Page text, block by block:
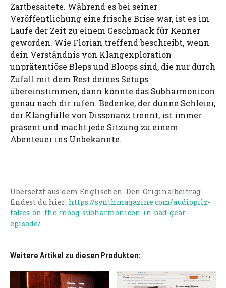
Zartbesaitete. Während es bei seiner
Veröffentlichung eine frische Brise war, ist es im
Laufe der Zeit zu einem Geschmack für Kenner
geworden. Wie Florian treffend beschreibt, wenn
dein Verständnis von Klangexploration
unprätentiöse Bleps und Bloops sind, die nur durch
Zufall mit dem Rest deines Setups
übereinstimmen, dann könnte das Subharmonicon
genau nach dir rufen. Bedenke, der dünne Schleier,
der Klangfülle von Dissonanz trennt, ist immer
präsent und macht jede Sitzung zu einem
Abenteuer ins Unbekannte.
Übersetzt aus dem Englischen. Den Originalbeitrag
findest du hier: https://synthmagazine.com/audiopilz-
takes-on-the-moog-subharmonicon-in-bad-gear-
episode/
Weitere Artikel zu diesen Produkten: